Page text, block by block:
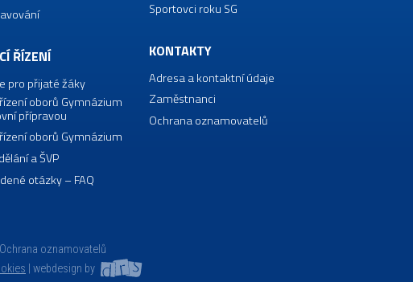
ŘÍZENÍ
pro přijaté žáky
oborů Gymnázium
přípravou
oborů Gymnázium
a ŠVP
otázky – FAQ
Sportovci roku SG
KONTAKTY
Adresa a kontaktní údaje
Zaměstnanci
Ochrana oznamovatelů
Ochrana oznamovatelů
webdesign by